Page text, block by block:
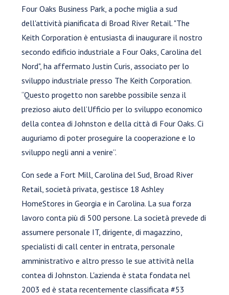
Four Oaks Business Park, a poche miglia a sud
dell'attività pianificata di Broad River Retail. "The
Keith Corporation è entusiasta di inaugurare il nostro
secondo edificio industriale a Four Oaks, Carolina del
Nord", ha affermato Justin Curis, associato per lo
sviluppo industriale presso The Keith Corporation.
“Questo progetto non sarebbe possibile senza il
prezioso aiuto dell’Ufficio per lo sviluppo economico
della contea di Johnston e della città di Four Oaks. Ci
auguriamo di poter proseguire la cooperazione e lo
sviluppo negli anni a venire”.
Con sede a Fort Mill, Carolina del Sud, Broad River
Retail, società privata, gestisce 18 Ashley
HomeStores in Georgia e in Carolina. La sua forza
lavoro conta più di 500 persone. La società prevede di
assumere personale IT, dirigente, di magazzino,
specialisti di call center in entrata, personale
amministrativo e altro presso le sue attività nella
contea di Johnston. L'azienda è stata fondata nel
2003 ed è stata recentemente classificata #53